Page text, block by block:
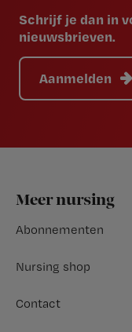
Schrijf je dan in
nieuwsbrieven.
Aanmelden
Footer
Meer nursing
Abonnementen
Nursing shop
Contact